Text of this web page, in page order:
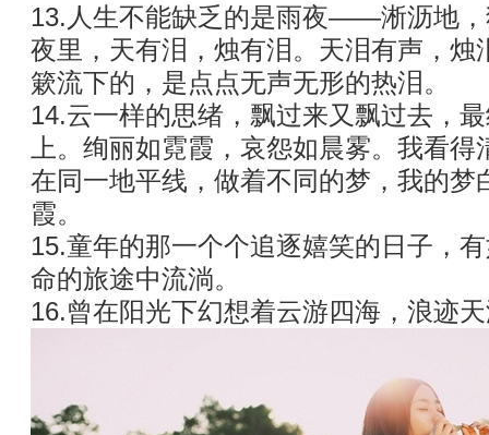
13.人生不能缺乏的是雨夜——淅沥地，
夜里，天有泪，烛有泪。天泪有声，烛
簌流下的，是点点无声无形的热泪。
14.云一样的思绪，飘过来又飘过去，
上。绚丽如霓霞，哀怨如晨雾。我看
在同一地平线，做着不同的梦，我的梦
霞。
15.童年的那一个个追逐嬉笑的日子，
命的旅途中流淌。
16.曾在阳光下幻想着云游四海，浪迹